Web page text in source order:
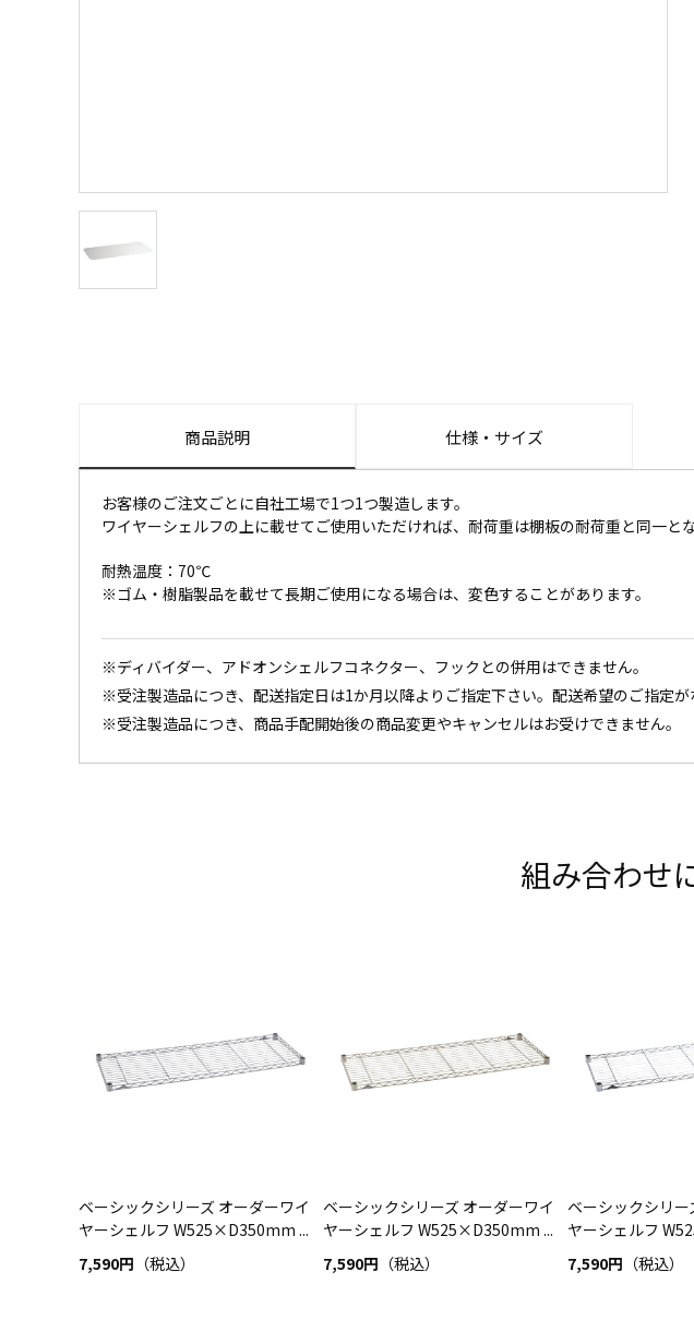
商品説明 仕様・サイズ
お客様のご注文ごとに自社工場で1つ1つ製造します。
ワイヤーシェルフの上に載せてご使用いただければ、耐荷重は棚板の耐荷重と同一とな
耐熱温度：70℃
※ゴム・樹脂製品を載せて長期ご使用になる場合は、変色することがあります。
※ディバイダー、アドオンシェルフコネクター、フックとの併用はできません。
※受注製造品につき、配送指定日は1か月以降よりご指定下さい。配送希望のご指定
※受注製造品につき、商品手配開始後の商品変更やキャンセルはお受けできません。
組み合わせ
ベーシックシリーズ オーダーワイ
ヤーシェルフ W525×D350mm ...
7,590円 （税込）
ベーシックシリーズ オーダーワイ
ヤーシェルフ W525×D350mm ...
7,590円 （税込）
ベーシックシリー
ヤーシェルフ
7,590円 （税込）